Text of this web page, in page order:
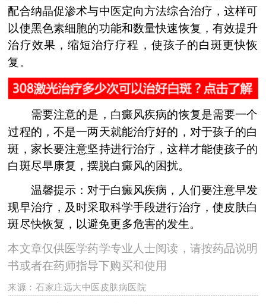
配合纳晶促渗术与中医定向方法综合治疗，这样可
以使黑色素细胞的功能和数量快速恢复，有效提升
治疗效果，缩短治疗疗程，使孩子的白斑更快恢
复。
需要注意的是，白癜风疾病的恢复是需要一个
过程的，不是一两天就能治疗好的，对于孩子的白
斑，家长要注意坚持进行治疗，这样才能使孩子的
白斑尽早康复，摆脱白癜风的困扰。
温馨提示：对于白癜风疾病，人们要注意早发
现早治疗，及时采取科学手段进行治疗，使皮肤白
斑尽快恢复，以避免更多危害的发生。
本文章仅供医学药学专业人士阅读，请按药品说明
书或者在药师指导下购买和使用
来源：石家庄远大中医皮肤病医院